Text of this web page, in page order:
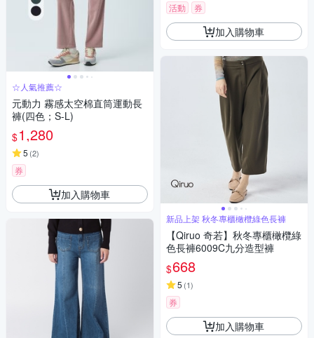
☆人氣推薦☆
元動力 霧感太空棉直筒運動長
褲(四色；S-L)
$1,280
5 (2)
券
加入購物車
活動 券
加入購物車
新品上架 秋冬專櫃橄欖綠色長褲
【Qiruo 奇若】秋冬專櫃橄欖綠
色長褲6009C九分造型褲
$668
5 (1)
券
加入購物車